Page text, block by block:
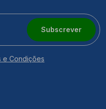
Subscrever
e Condições